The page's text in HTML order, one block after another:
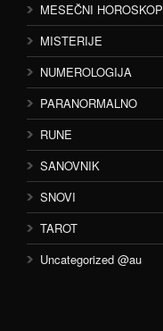
MESEČNI HOROSKOP
MISTERIJE
NUMEROLOGIJA
PARANORMALNO
RUNE
SANOVNIK
SNOVI
TAROT
Uncategorized @au